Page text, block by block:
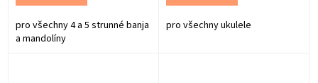
pro všechny 4 a 5 strunné banja
a mandolíny
pro všechny ukulele